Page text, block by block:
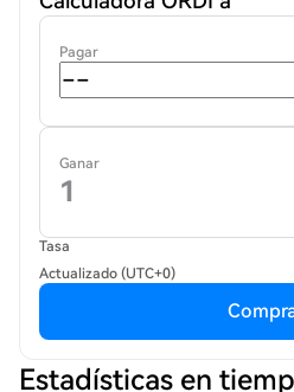
Pagar
Ganar
Tasa
Actualizado (UTC+0)
Estadísticas en